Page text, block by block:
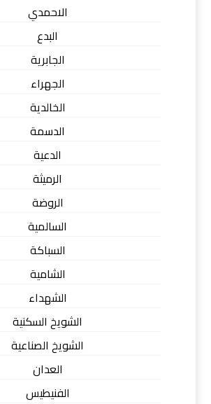
الاحمدي
البدع
الجابرية
الجهراء
الخالدية
الدسمة
الدعية
الرميثة
الروضة
السالمية
السباكة
الشامية
الشهداء
الشويخ السكنية
الشويخ الصناعية
العدان
الفنيطيس